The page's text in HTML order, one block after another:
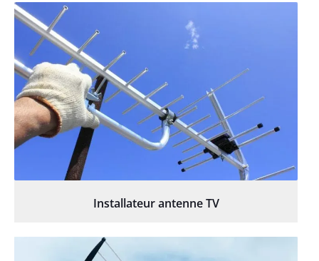
Installateur antenne TV